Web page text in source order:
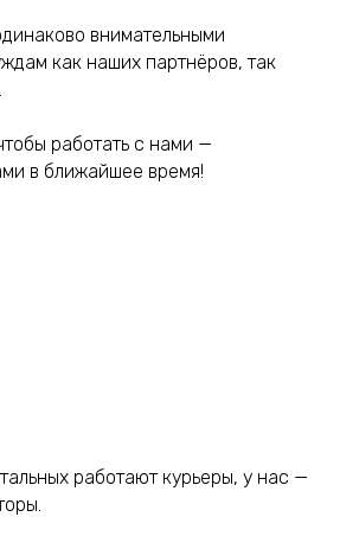
внимательными
как наших партнёров, так
работать с нами —
в ближайшее время!
работают курьеры, у нас —